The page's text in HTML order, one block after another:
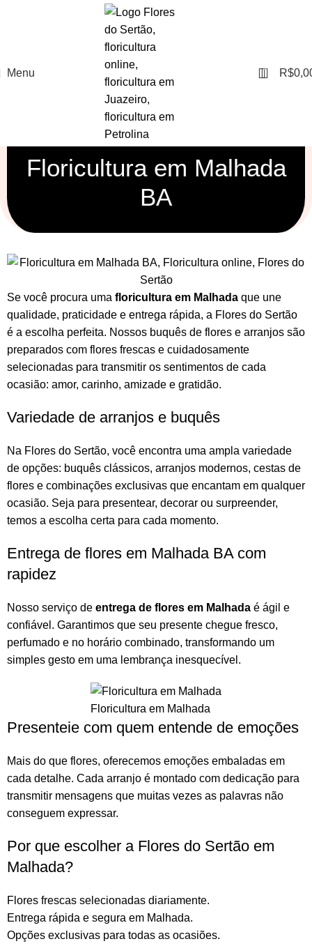
Menu 0 R$
Floricultura em Malhada
BA
Se você procura uma floricultura em Malhada que une
qualidade, praticidade e entrega rápida, a Flores do Sertão
é a escolha perfeita. Nossos buquês de flores e arranjos são
preparados com flores frescas e cuidadosamente
selecionadas para transmitir os sentimentos de cada
ocasião: amor, carinho, amizade e gratidão.
Variedade de arranjos e buquês
Na Flores do Sertão, você encontra uma ampla variedade
de opções: buquês clássicos, arranjos modernos, cestas de
flores e combinações exclusivas que encantam em qualquer
ocasião. Seja para presentear, decorar ou surpreender,
temos a escolha certa para cada momento.
Entrega de flores em Malhada BA com
rapidez
Nosso serviço de entrega de flores em Malhada é ágil e
confiável. Garantimos que seu presente chegue fresco,
perfumado e no horário combinado, transformando um
simples gesto em uma lembrança inesquecível.
Floricultura em Malhada
Presenteie com quem entende de emoções
Mais do que flores, oferecemos emoções embaladas em
cada detalhe. Cada arranjo é montado com dedicação para
transmitir mensagens que muitas vezes as palavras não
conseguem expressar.
Por que escolher a Flores do Sertão em
Malhada?
Flores frescas selecionadas diariamente.
Entrega rápida e segura em Malhada.
Opções exclusivas para todas as ocasiões.